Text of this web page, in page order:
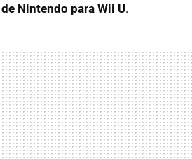
Nintendo para Wii U.